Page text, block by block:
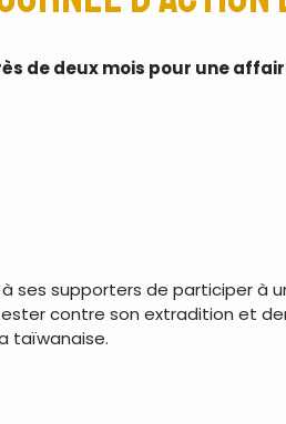
de deux mois pour une
ses supporters de participer à
contre son extradition et
taïwanaise.